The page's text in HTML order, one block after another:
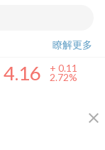
瞭解更多
4.16 + 0.11
2.72%
close